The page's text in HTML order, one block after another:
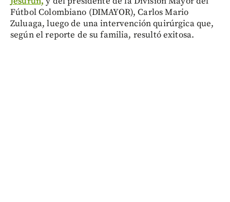
Fútbol Colombiano (DIMAYOR), Carlos Mario
Zuluaga, luego de una intervención quirúrgica que,
según el reporte de su familia, resultó exitosa.